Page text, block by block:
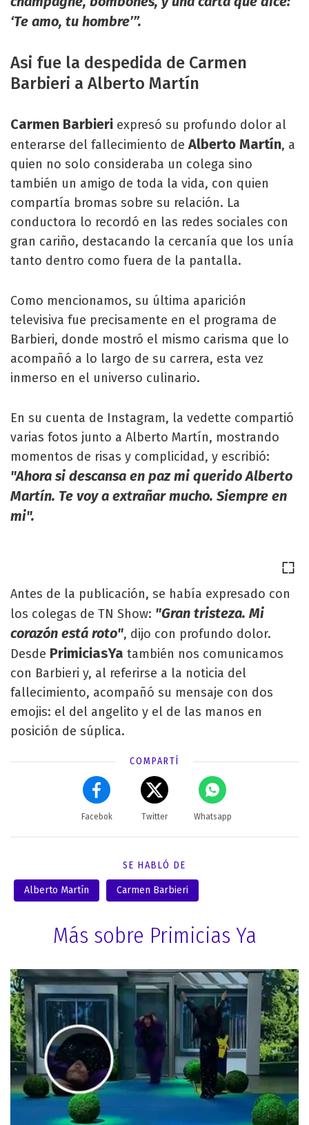
‘Te amo, tu hombre’”.
Asi fue la despedida de Carmen
Barbieri a Alberto Martín
Carmen Barbieri expresó su profundo dolor al
enterarse del fallecimiento de Alberto Martín, a
quien no solo consideraba un colega sino
también un amigo de toda la vida, con quien
compartía bromas sobre su relación. La
conductora lo recordó en las redes sociales con
gran cariño, destacando la cercanía que los unía
tanto dentro como fuera de la pantalla.
Como mencionamos, su última aparición
televisiva fue precisamente en el programa de
Barbieri, donde mostró el mismo carisma que lo
acompañó a lo largo de su carrera, esta vez
inmerso en el universo culinario.
En su cuenta de Instagram, la vedette compartió
varias fotos junto a Alberto Martín, mostrando
momentos de risas y complicidad, y escribió:
"Ahora si descansa en paz mi querido Alberto
Martín. Te voy a extrañar mucho. Siempre en
mi".
Antes de la publicación, se había expresado con
los colegas de TN Show: "Gran tristeza. Mi
corazón está roto", dijo con profundo dolor.
Desde PrimiciasYa también nos comunicamos
con Barbieri y, al referirse a la noticia del
fallecimiento, acompañó su mensaje con dos
emojis: el del angelito y el de las manos en
posición de súplica.
COMPARTÍ
Facebok Twitter Whatsapp
SE HABLÓ DE
Alberto Martín Carmen Barbieri
Más sobre Primicias Ya